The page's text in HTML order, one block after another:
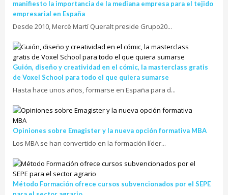
manifiesto la importancia de la mediana empresa para el tejido
empresarial en España
Desde 2010, Mercè Martí Queralt preside Grupo20...
Guión, diseño y creatividad en el cómic, la masterclass gratis
de Voxel School para todo el que quiera sumarse
Hasta hace unos años, formarse en España para d...
Opiniones sobre Emagister y la nueva opción formativa MBA
Los MBA se han convertido en la formación líder...
Método Formación ofrece cursos subvencionados por el SEPE